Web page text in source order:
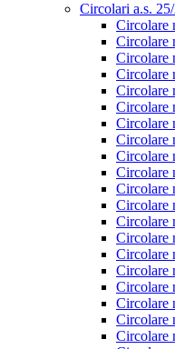
Circolari a.s.
Circolare
Circolare
Circolare
Circolare
Circolare
Circolare
Circolare
Circolare
Circolare
Circolare
Circolare
Circolare
Circolare
Circolare
Circolare
Circolare
Circolare
Circolare
Circolare
Circolare